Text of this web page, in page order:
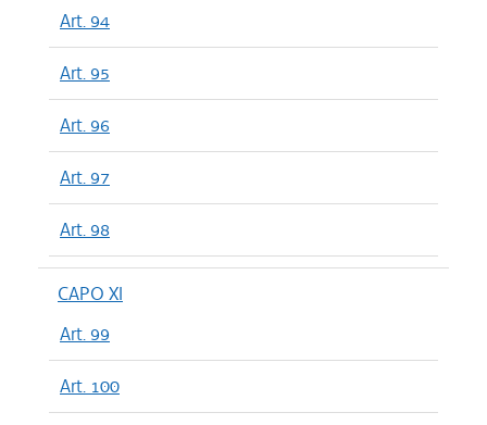
Art. 94
Art. 95
Art. 96
Art. 97
Art. 98
CAPO XI
Art. 99
Art. 100